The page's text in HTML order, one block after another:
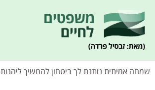
שמחה אמיתית נותנת לך ביטחון להמשיך ליהנות